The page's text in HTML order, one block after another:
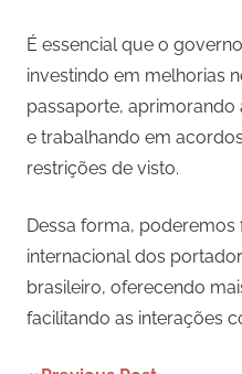
É essencial que o
investindo em melhorias
passaporte,
e trabalhando em
restrições de visto.
Dessa forma,
internacional dos
brasileiro, oferecendo
facilitando as interações